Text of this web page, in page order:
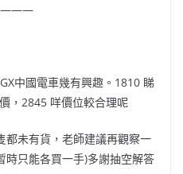
中國電車幾有興趣。1810 睇
，2845 咩價位較合理呢
都未有貨，老師建議再觀察一
時只能各買一手)多謝抽空解答